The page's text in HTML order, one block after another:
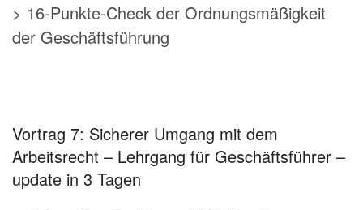
> 16-Punkte-Check der Ordnungsmäßigkeit
der Geschäftsführung
Vortrag 7: Sicherer Umgang mit dem
Arbeitsrecht – Lehrgang für Geschäftsführer –
update in 3 Tagen